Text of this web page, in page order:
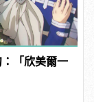
「欣美爾一